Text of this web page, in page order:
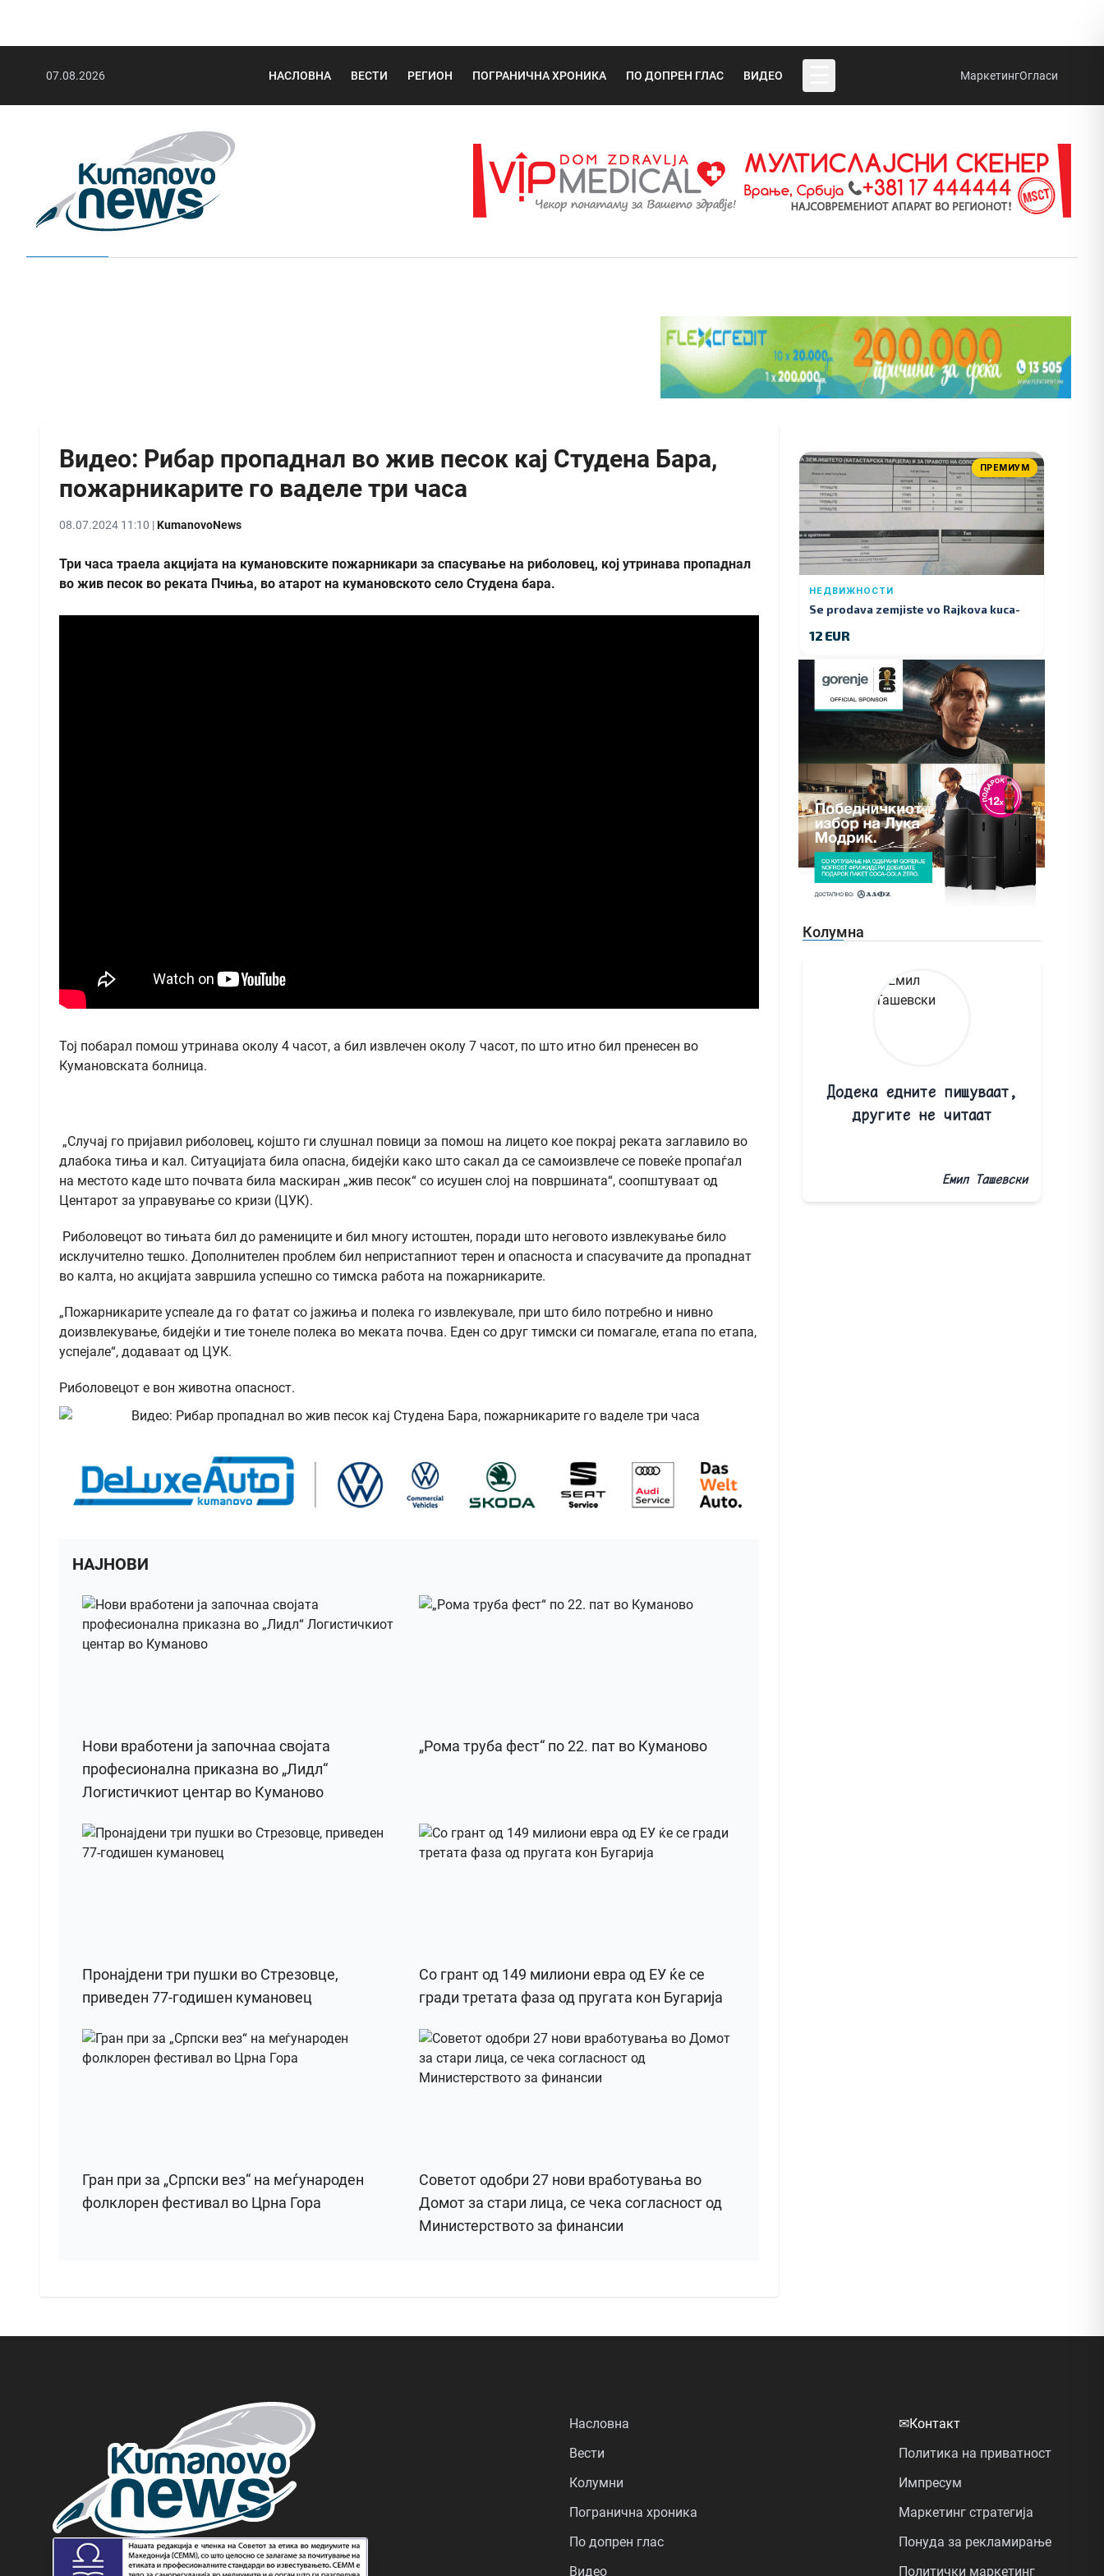
07.08.2026 НАСЛОВНА ВЕСТИ РЕГИОН ПОГРАНИЧНА ХРОНИКА ПО ДОПРЕН ГЛАС ВИДЕО МаркетингОгласи
Видео: Рибар пропаднал во жив песок кај Студена Бара,
пожарникарите го ваделе три часа
08.07.2024 11:10 |KumanovoNews
Три часа траела акцијата на кумановските пожарникари за спасување на риболовец, кој утринава пропаднал
во жив песок во реката Пчиња, во атарот на кумановското село Студена бара.
Тој побарал помош утринава околу 4 часот, а бил извлечен околу 7 часот, по што итно бил пренесен во
Кумановската болница.
„Случај го пријавил риболовец, којшто ги слушнал повици за помош на лицето кое покрај реката заглавило во
длабока тиња и кал. Ситуацијата била опасна, бидејќи како што сакал да се самоизвлече се повеќе пропаѓал
на местото каде што почвата била маскиран „жив песок“ со исушен слој на површината“, соопштуваат од
Центарот за управување со кризи (ЦУК).
Риболовецот во тињата бил до рамениците и бил многу истоштен, поради што неговото извлекување било
исклучително тешко. Дополнителен проблем бил непристапниот терен и опасноста и спасувачите да пропаднат
во калта, но акцијата завршила успешно со тимска работа на пожарникарите.
„Пожарникарите успеале да го фатат со јажиња и полека го извлекувале, при што било потребно и нивно
доизвлекување, бидејќи и тие тонеле полека во меката почва. Еден со друг тимски си помагале, етапа по етапа,
успејале“, додаваат од ЦУК.
Риболовецот е вон животна опасност.
НАЈНОВИ
Нови вработени ја започнаа својата
професионална приказна во „Лидл“
Логистичкиот центар во Куманово
„Рома труба фест“ по 22. пат во Куманово
Пронајдени три пушки во Стрезовце,
приведен 77-годишен кумановец
Со грант од 149 милиони евра од ЕУ ќе се
гради третата фаза од пругата кон Бугарија
Гран при за „Српски вез“ на меѓународен
фолклорен фестивал во Црна Гора
Советот одобри 27 нови вработувања во
Домот за стари лица, се чека согласност од
Министерството за финансии
ПРЕМИУМ
НЕДВИЖНОСТИ
Se prodava zemjiste vo Rajkova kuca-
12 EUR
Колумна
Додека едните пишуваат,
другите не читаат
Емил Ташевски
Насловна
Вести
Колумни
Погранична хроника
По допрен глас
Видео
✉Контакт
Политика на приватност
Импресум
Маркетинг стратегија
Понуда за рекламирање
Политички маркетинг